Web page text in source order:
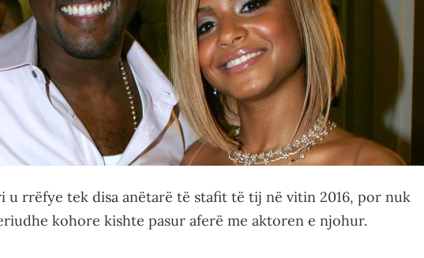
u rrëfye tek disa anëtarë të stafit të tij në vitin 2016, por nuk
kohore kishte pasur aferë me aktoren e njohur.